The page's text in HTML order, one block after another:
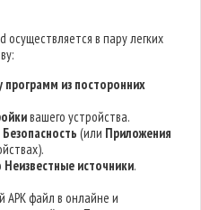
осуществляется в пару легких
программ из посторонних
вашего устройства.
Безопасность (или Приложения
Неизвестные источники.
файл в онлайне и